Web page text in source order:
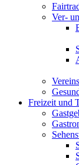
Ver-
Freizeit und